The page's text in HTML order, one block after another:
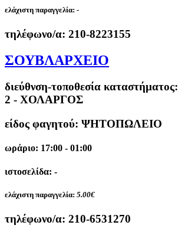
ελάχιστη παραγγελία: -
τηλέφωνο/α: 210-8223155
ΣΟΥΒΛΑΡΧΕΙΟ
διεύθνση-τοποθεσία καταστήματος:
2 - ΧΟΛΑΡΓΟΣ
είδος φαγητού: ΨΗΤΟΠΩΛΕΙΟ
ωράριο: 17:00 - 01:00
ιστοσελίδα: -
ελάχιστη παραγγελία: 5.00€
τηλέφωνο/α: 210-6531270